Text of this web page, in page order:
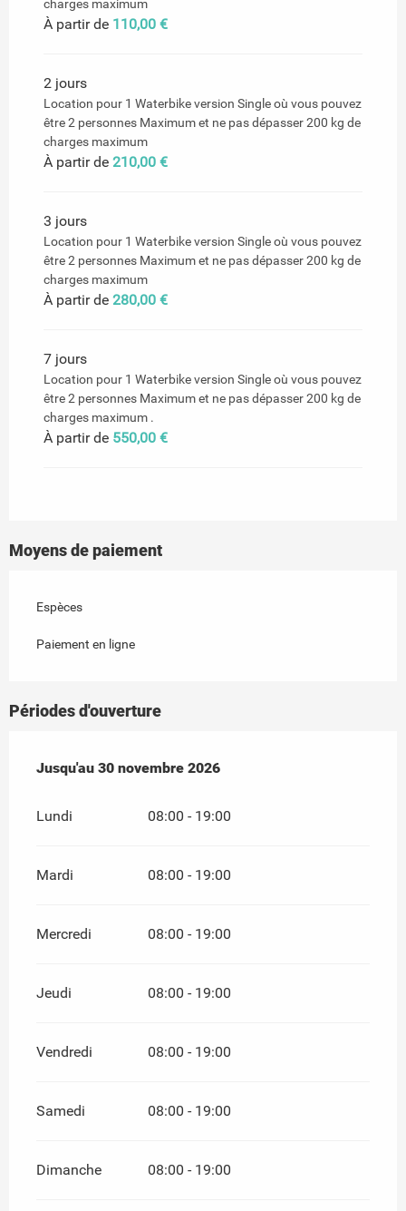
charges maximum
À partir de 110,00 €
2 jours
Location pour 1 Waterbike version Single où vous pouvez
être 2 personnes Maximum et ne pas dépasser 200 kg de
charges maximum
À partir de 210,00 €
3 jours
Location pour 1 Waterbike version Single où vous pouvez
être 2 personnes Maximum et ne pas dépasser 200 kg de
charges maximum
À partir de 280,00 €
7 jours
Location pour 1 Waterbike version Single où vous pouvez
être 2 personnes Maximum et ne pas dépasser 200 kg de
charges maximum .
À partir de 550,00 €
Moyens de paiement
Espèces
Paiement en ligne
Périodes d'ouverture
Du1 mai 2026au30 novembre 2026
Jusqu'au 30 novembre 2026
Lundi 08:00 - 19:00
Mardi 08:00 - 19:00
Mercredi 08:00 - 19:00
Jeudi 08:00 - 19:00
Vendredi 08:00 - 19:00
Samedi 08:00 - 19:00
Dimanche 08:00 - 19:00